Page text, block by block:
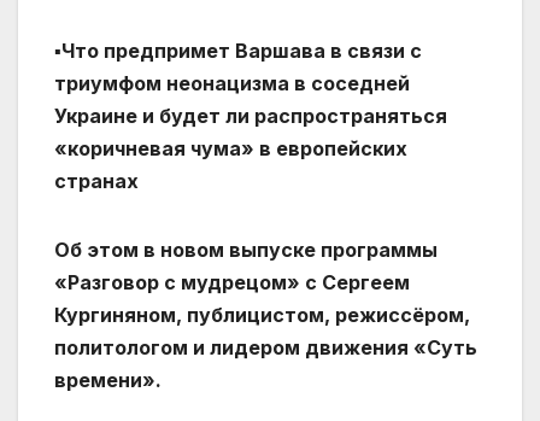
▪️Что предпримет Варшава в связи с
триумфом неонацизма в соседней
Украине и будет ли распространяться
«коричневая чума» в европейских
странах
Об этом в новом выпуске программы
«Разговор с мудрецом» с Сергеем
Кургиняном, публицистом, режиссёром,
политологом и лидером движения «Суть
времени».